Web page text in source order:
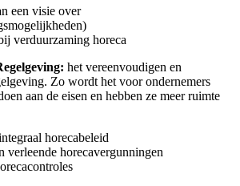
een visie over
verduurzaming horeca
het vereenvoudigen en
Zo wordt het voor ondernemers
aan de eisen en hebben ze meer ruimte
horecabeleid
verleende horecavergunningen